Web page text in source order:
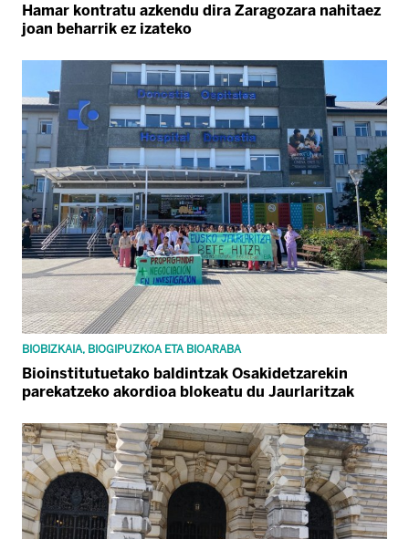
Hamar kontratu azkendu dira Zaragozara nahitaez
joan beharrik ez izateko
BIOBIZKAIA, BIOGIPUZKOA ETA BIOARABA
Bioinstitutuetako baldintzak Osakidetzarekin
parekatzeko akordioa blokeatu du Jaurlaritzak